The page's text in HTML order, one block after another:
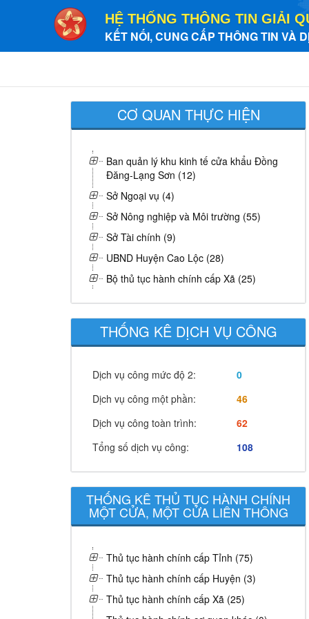
HỆ THỐNG THÔNG TIN GIẢI
KẾT NỐI, CUNG CẤP THÔNG TIN VÀ
CƠ QUAN THỰC HIỆN
Ban quản lý khu kinh tế cửa khẩu Đồng
Đăng-Lạng Sơn (12)
Sở Ngoại vụ (4)
Sở Nông nghiệp và Môi trường (55)
Sở Tài chính (9)
UBND Huyện Cao Lộc (28)
Bộ thủ tục hành chính cấp Xã (25)
THỐNG KÊ DỊCH VỤ CÔNG
Dịch vụ công mức độ 2:
0
Dịch vụ công một phần:
46
Dịch vụ công toàn trình:
62
Tổng số dịch vụ công:
108
THỐNG KÊ THỦ TỤC HÀNH CHÍNH
MỘT CỬA, MỘT CỬA LIÊN THÔNG
Thủ tục hành chính cấp Tỉnh (75)
Thủ tục hành chính cấp Huyện (3)
Thủ tục hành chính cấp Xã (25)